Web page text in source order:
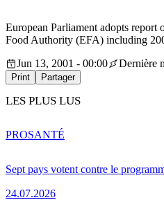
European Parliament adopts report
Food Authority (EFA) including
Jun 13, 2001 - 00:00
Dernière
Print Partager
LES PLUS LUS
Sept pays votent contre le
24.07.2026
PROSANTÉ